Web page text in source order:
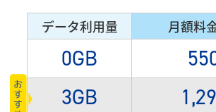
データ利用量 月額料
0GB
3GB